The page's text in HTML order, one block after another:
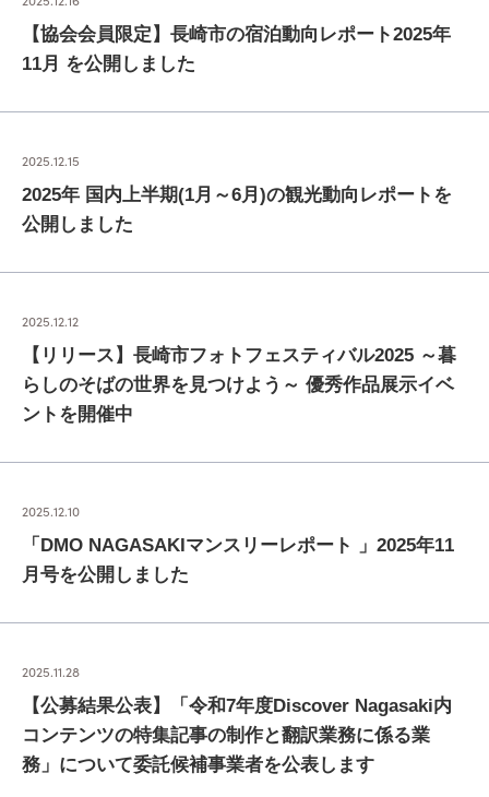
【協会会員限定】長崎市の宿泊動向レポート2025年
11月 を公開しました
2025.12.15
2025年 国内上半期(1月～6月)の観光動向レポートを
公開しました
2025.12.12
【リリース】長崎市フォトフェスティバル2025 ～暮
らしのそばの世界を見つけよう～ 優秀作品展示イベ
ントを開催中
2025.12.10
「DMO NAGASAKIマンスリーレポート 」2025年11
月号を公開しました
2025.11.28
【公募結果公表】「令和7年度Discover Nagasaki内
コンテンツの特集記事の制作と翻訳業務に係る業
務」について委託候補事業者を公表します